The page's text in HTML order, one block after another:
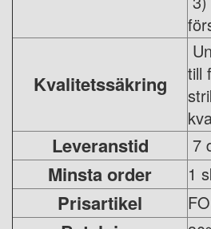
Kvalitetssäkring
till
Leveranstid 7
Minsta order 1
Prisartikel